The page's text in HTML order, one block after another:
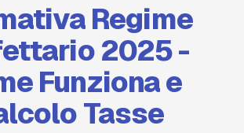
Regime
2025 -
Funziona e
Tasse